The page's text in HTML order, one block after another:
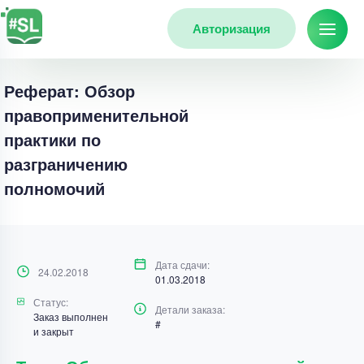
Авторизация
Реферат: Обзор
правоприменительной
практики по
разграничению
полномочий
24.02.2018
Дата сдачи:
01.03.2018
Статус:
Заказ выполнен
и закрыт
Детали заказа:
#